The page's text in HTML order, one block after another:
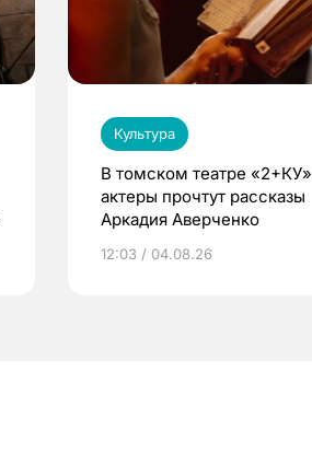
Культура
В томском театре «2+КУ»
актеры прочтут рассказы
Аркадия Аверченко
12:03 / 04.08.26